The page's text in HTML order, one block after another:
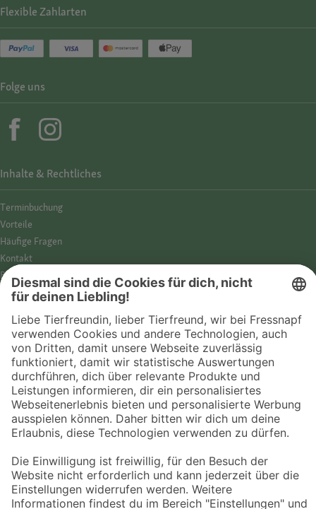
© 2026 Fressnapf Tiernahrungs GmbH
Inhalte & Rechtliches
Termin­buchung
Vorteile
Häufige Fragen
Kontakt
Barrierefreiheit
Impressum
Cookies
AGB
Entdecke Fressnapf
Tierversicherung
GPS-Tracker
Online-Shop
Flexible Zahlarten
Folge uns